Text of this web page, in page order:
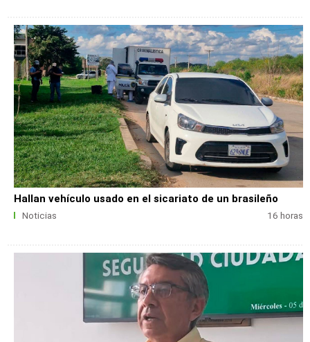
Hallan vehículo usado en el sicariato de un brasileño
Noticias 16 horas